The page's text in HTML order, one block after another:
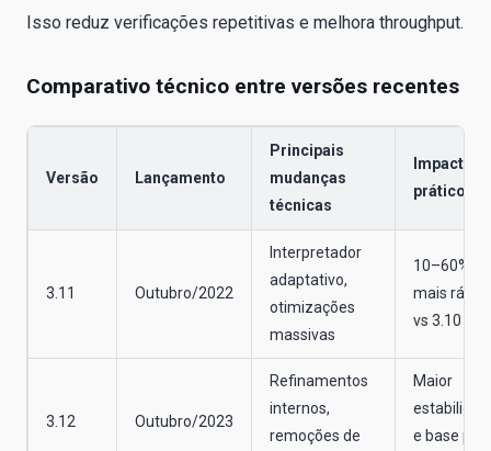
Isso reduz verificações repetitivas e melhora throughput.
Comparativo técnico entre versões recentes
Versão Lançamento
Principais
mudanças
técnicas
Impacto
prático
3.11 Outubro/2022
Interpretador
adaptativo,
otimizações
massivas
10–60%
mais
vs 3.10
3.12 Outubro/2023
Refinamentos
internos,
remoções de
Maior
e base